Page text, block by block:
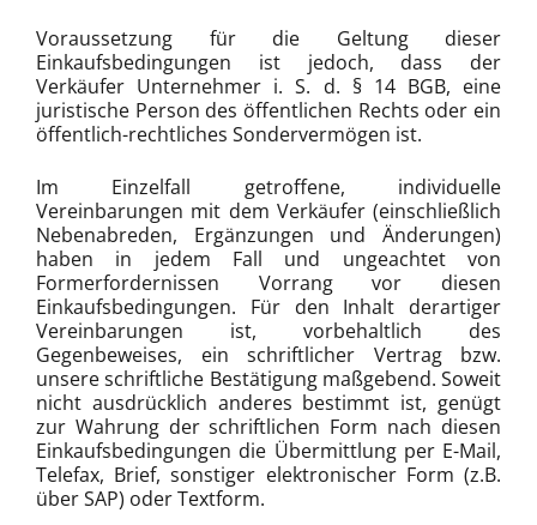
Voraussetzung für die Geltung dieser
Einkaufsbedingungen ist jedoch, dass der
Verkäufer Unternehmer i. S. d. § 14 BGB, eine
juristische Person des öffentlichen Rechts oder ein
öffentlich-rechtliches Sondervermögen ist.
Im Einzelfall getroffene, individuelle
Vereinbarungen mit dem Verkäufer (einschließlich
Nebenabreden, Ergänzungen und Änderungen)
haben in jedem Fall und ungeachtet von
Formerfordernissen Vorrang vor diesen
Einkaufsbedingungen. Für den Inhalt derartiger
Vereinbarungen ist, vorbehaltlich des
Gegenbeweises, ein schriftlicher Vertrag bzw.
unsere schriftliche Bestätigung maßgebend. Soweit
nicht ausdrücklich anderes bestimmt ist, genügt
zur Wahrung der schriftlichen Form nach diesen
Einkaufsbedingungen die Übermittlung per E-Mail,
Telefax, Brief, sonstiger elektronischer Form (z.B.
über SAP) oder Textform.